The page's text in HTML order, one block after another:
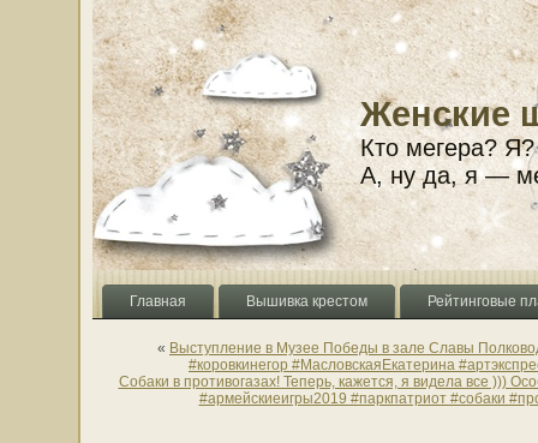
Женские
Кто мегера?
А, ну да, я —
Главная Вышивка крестом Рейтинговые
« Выступление в Музее Победы в зале Славы
#коровкинегор #МасловскаяЕкатерина
Собаки в противогазах! Теперь, кажется, я видела все )))
#армейскиеигры2019 #паркпатриот #собаки